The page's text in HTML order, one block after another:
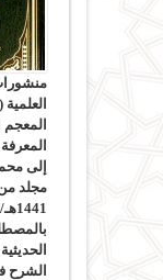
الشرح